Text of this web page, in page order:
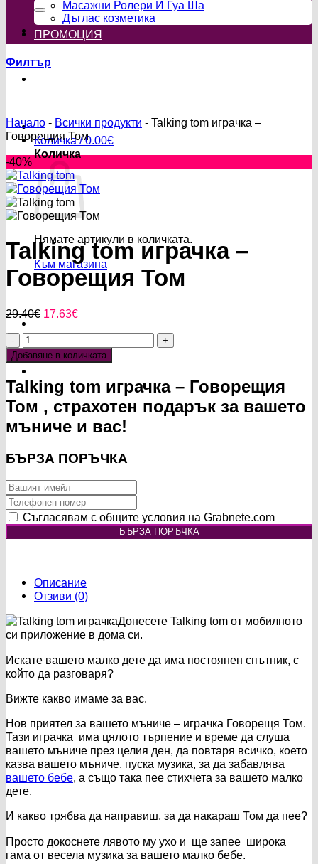
за:
Количка /0.00€
Количка
Нямате артикули в количката.
Към магазина
Масажни Ролери И Гуа Ша
Дъглас козметика
ПРОМОЦИЯ
Филтър
Начало - Всички продукти - Talking tom играчка –
Говорещия Том
-40%
Talking tom играчка –
Говорещия Том
29.40€ Original
29.40€.
17.63€Текущата
17.63€.
количество
за
Talking
tom
играчка
-
Говорещия
Том
Добавяне в количката
Talking tom играчка – Говорещия
Том , страхотен подарък за вашето
мъниче и вас!
БЪРЗА ПОРЪЧКА
Съгласявам с общите условия на Grabnete.com
БЪРЗА ПОРЪЧКА
Описание
Отзиви (0)
Донесете Talking tom от мобилното
си приложение в дома си.
Искате вашето малко дете да има постоянен спътник, с
който да разговаря?
Вижте какво имаме за вас.
Нов приятел за вашето мъниче – играчка Говорещя Том.
Тази играчка има цялото търпение и време да слуша
вашето мъниче през целия ден, да повтаря всичко, което
казва вашето мъниче, пуска музика, за да забавлява
вашето бебе, а също така пее стихчета за вашето малко
дете.
И какво трябва да направиш, за да накараш Том да пее?
Просто докоснете лявото му ухо и ще запее широка
гама от весела музика за вашето малко бебе.